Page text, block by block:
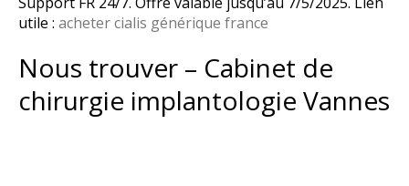
utile : acheter cialis générique france
Nous trouver – Cabinet de
chirurgie implantologie Vannes